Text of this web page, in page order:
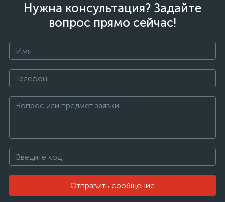
Нужна консультация? Задайте
вопрос прямо сейчас!
Отправить сообщение